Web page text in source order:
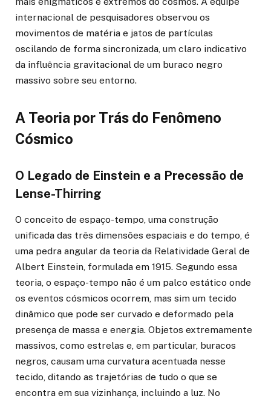
internacional de pesquisadores observou os
movimentos de matéria e jatos de partículas
oscilando de forma sincronizada, um claro indicativo
da influência gravitacional de um buraco negro
massivo sobre seu entorno.
A Teoria por Trás do Fenômeno
Cósmico
O Legado de Einstein e a Precessão de
Lense-Thirring
O conceito de espaço-tempo, uma construção
unificada das três dimensões espaciais e do tempo, é
uma pedra angular da teoria da Relatividade Geral de
Albert Einstein, formulada em 1915. Segundo essa
teoria, o espaço-tempo não é um palco estático onde
os eventos cósmicos ocorrem, mas sim um tecido
dinâmico que pode ser curvado e deformado pela
presença de massa e energia. Objetos extremamente
massivos, como estrelas e, em particular, buracos
negros, causam uma curvatura acentuada nesse
tecido, ditando as trajetórias de tudo o que se
encontra em sua vizinhança, incluindo a luz. No